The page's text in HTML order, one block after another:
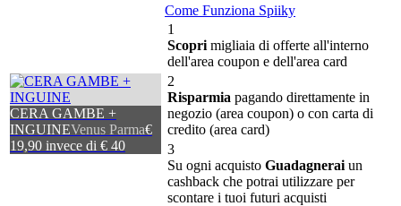
CERA GAMBE +
INGUINEVenus Parma€
19,90 invece di € 40
Come Funziona Spiiky
1
Scopri migliaia di offerte all'interno
dell'area coupon e dell'area card
2
Risparmia pagando direttamente in
negozio (area coupon) o con carta di
credito (area card)
3
Su ogni acquisto Guadagnerai un
cashback che potrai utilizzare per
scontare i tuoi futuri acquisti